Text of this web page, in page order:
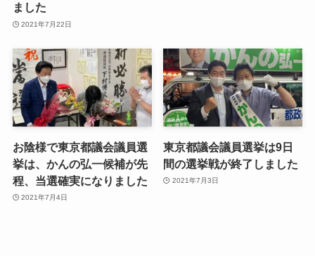
ました
2021年7月22日
お陰様で東京都議会議員選
挙は、かんの弘一候補が先
程、当選確実になりました
2021年7月4日
東京都議会議員選挙は9日
間の選挙戦が終了しました
2021年7月3日